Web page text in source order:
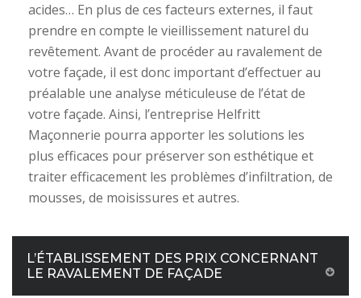
acides… En plus de ces facteurs externes, il faut
prendre en compte le vieillissement naturel du
revêtement. Avant de procéder au ravalement de
votre façade, il est donc important d’effectuer au
préalable une analyse méticuleuse de l’état de
votre façade. Ainsi, l’entreprise Helfritt
Maçonnerie pourra apporter les solutions les
plus efficaces pour préserver son esthétique et
traiter efficacement les problèmes d’infiltration, de
mousses, de moisissures et autres.
L’ÉTABLISSEMENT DES PRIX CONCERNANT
LE RAVALEMENT DE FAÇADE